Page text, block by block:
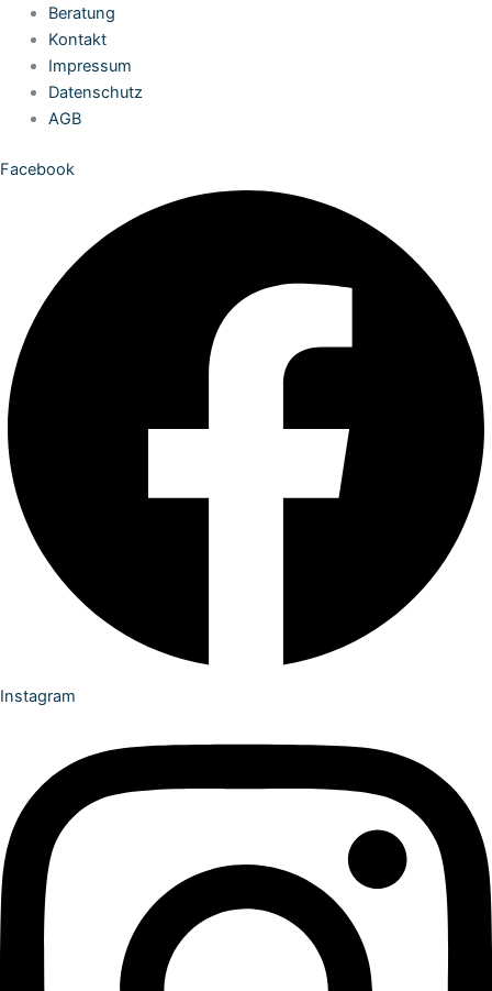
Zum
Inhalt
springen
Beratung
Kontakt
Impressum
Datenschutz
AGB
Facebook
Instagram